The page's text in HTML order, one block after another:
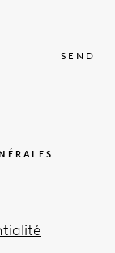
SEND